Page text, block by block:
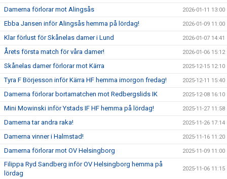
Damerna förlorar mot Alingsås 2026-01-11 13:00
Ebba Jansen inför Alingsås hemma på lördag! 2026-01-09 11:00
Klar förlust för Skånelas damer i Lund 2026-01-07 14:41
Årets första match för våra damer! 2026-01-06 15:12
Skånelas damer förlorar mot Kärra 2025-12-15 12:10
Tyra F Börjesson inför Kärra HF hemma imorgon fredag! 2025-12-11 15:40
Damerna förlorar bortamatchen mot Redbergslids IK 2025-12-08 16:10
Mini Mowinski inför Ystads IF HF hemma på lördag! 2025-11-27 11:58
Damerna tar andra raka! 2025-11-26 17:14
Damerna vinner i Halmstad! 2025-11-16 11:20
Damerna förlorar mot OV Helsingborg 2025-11-09 11:00
Filippa Ryd Sandberg inför OV Helsingborg hemma på
lördag
2025-11-06 11:15